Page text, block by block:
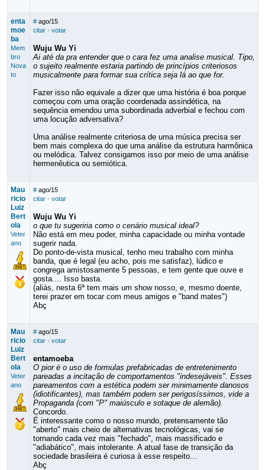
enta
moe
ba
Mem
bro
Nova
to
# ago/15
citar· votar
Wuju Wu Yi
Ai até da pra entender que o cara fez uma analise musical. Tipo,
o sujeito realmente estaria partindo de princípios criteriosos
musicalmente para formar sua crítica seja lá ao que for.
Fazer isso não equivale a dizer que uma história é boa porque
começou com uma oração coordenada assindética, na
sequência emendou uma subordinada adverbial e fechou com
uma locução adversativa?
Uma análise realmente criteriosa de uma música precisa ser
bem mais complexa do que uma análise da estrutura harmônica
ou melódica. Talvez consigamos isso por meio de uma análise
hermenêutica ou semiótica.
Mau
ricio
Luiz
Bert
ola
Veter
ano
# ago/15
citar· votar
Wuju Wu Yi
o que tu sugeriria como o cenário musical ideal?
Não está em meu poder, minha capacidade ou minha vontade
sugerir nada.
Do ponto-de-vista musical, tenho meu trabalho com minha
banda, que é legal (eu acho, pois me satisfaz), lúdico e
congrega amistosamente 5 pessoas, e tem gente que ouve e
gosta.... Isso basta.
(aliás, nesta 6ª tem mais um show nosso, e, mesmo doente,
terei prazer em tocar com meus amigos e "band mates")
Abç
Mau
ricio
Luiz
Bert
ola
Veter
ano
# ago/15
citar· votar
entamoeba
O pior é o uso de formulas prefabricadas de entretenimento
pareadas a incitação de comportamentos "indesejáveis". Esses
pareamentos com a estética podem ser minimamente danosos
(idiotificantes), mas também podem ser perigosíssimos, vide a
Propaganda (com "P" maiúsculo e sotaque de alemão).
Concordo.
É interessante como o nosso mundo, pretensamente tão
"aberto" mais cheio de alternativas tecnológicas, vai se
tornando cada vez mais "fechado", mais massificado e
"adiabático", mais intolerante. A atual fase de transição da
sociedade brasileira é curiosa à esse respeito...
Abç